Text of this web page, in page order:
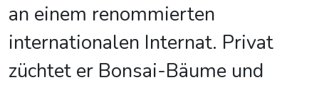
an einem renommierten
internationalen Internat. Privat
züchtet er Bonsai-Bäume und